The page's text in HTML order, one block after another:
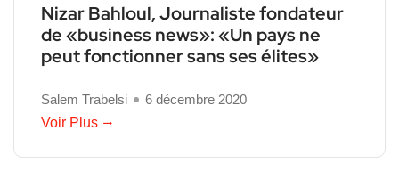
Nizar Bahloul, Journaliste fondateur
de «business news»: «Un pays ne
peut fonctionner sans ses élites»
Salem Trabelsi
6 décembre 2020
Voir Plus